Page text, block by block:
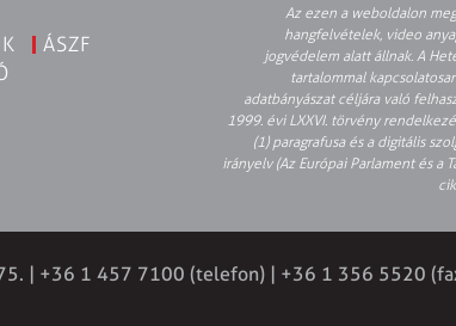
ÁSZF
Az ezen a weboldalon
hangfelvételek, video
jogvédelem alatt állnak. A
tartalommal
adatbányászat céljára való
1999. évi LXXVI. törvény
(1) paragrafusa és a digitális
irányelv (Az Európai Parlament és a
| +36 1 457 7100 (telefon) | +36 1 356 5520